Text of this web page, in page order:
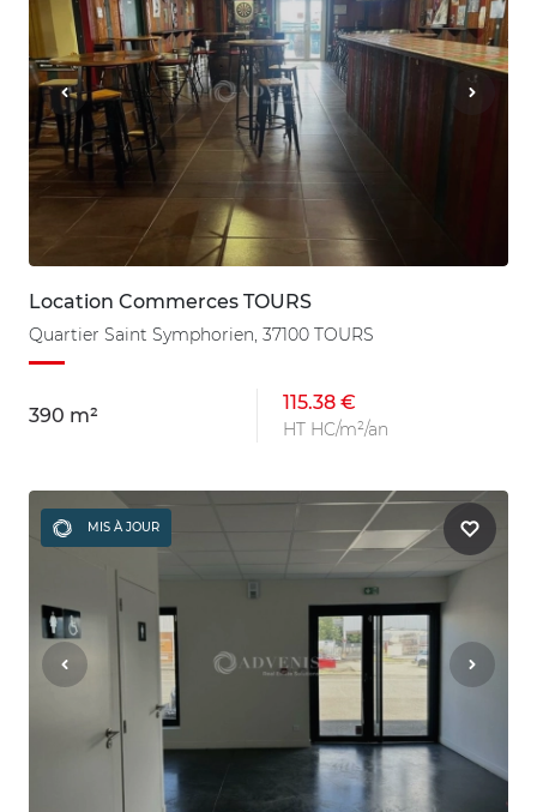
Location Commerces TOURS
Quartier Saint Symphorien, 37100 TOURS
390 m²
115.38 €
HT HC/m²/an
MIS À JOUR